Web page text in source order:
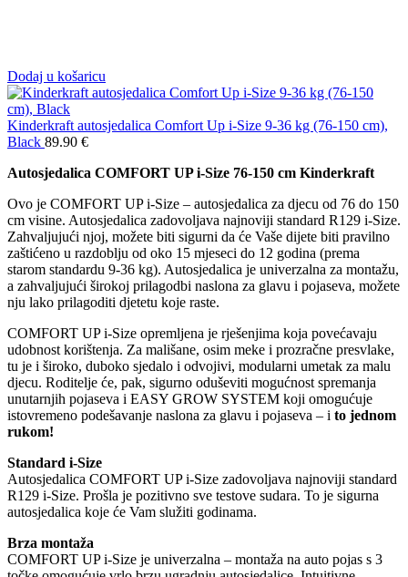
Dodaj u košaricu
Kinderkraft autosjedalica Comfort Up i-Size 9-36 kg (76-150 cm),
Black 89.90 €
Autosjedalica COMFORT UP i-Size 76-150 cm Kinderkraft
Ovo je COMFORT UP i-Size – autosjedalica za djecu od 76 do 150
cm visine. Autosjedalica zadovoljava najnoviji standard R129 i-Size.
Zahvaljujući njoj, možete biti sigurni da će Vaše dijete biti pravilno
zaštićeno u razdoblju od oko 15 mjeseci do 12 godina (prema
starom standardu 9-36 kg). Autosjedalica je univerzalna za montažu,
a zahvaljujući širokoj prilagodbi naslona za glavu i pojaseva, možete
nju lako prilagoditi djetetu koje raste.
COMFORT UP i-Size opremljena je rješenjima koja povećavaju
udobnost korištenja. Za mališane, osim meke i prozračne presvlake,
tu je i široko, duboko sjedalo i odvojivi, modularni umetak za malu
djecu. Roditelje će, pak, sigurno oduševiti mogućnost spremanja
unutarnjih pojaseva i EASY GROW SYSTEM koji omogućuje
istovremeno podešavanje naslona za glavu i pojaseva – i to jednom
rukom!
Standard i-Size
Autosjedalica COMFORT UP i-Size zadovoljava najnoviji standard
R129 i-Size. Prošla je pozitivno sve testove sudara. To je sigurna
autosjedalica koje će Vam služiti godinama.
Brza montaža
COMFORT UP i-Size je univerzalna – montaža na auto pojas s 3